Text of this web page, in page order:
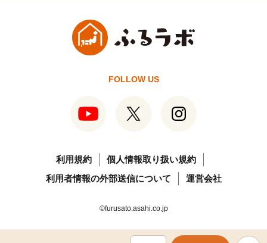
FOLLOW US
利用規約
個人情報取り扱い規約
利用者情報の外部送信について
運営会社
©furusato.asahi.co.jp